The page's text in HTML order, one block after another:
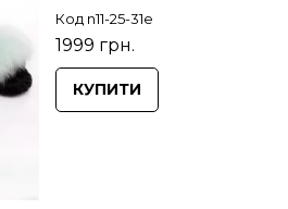
Код n11-25-31e
1999 грн.
КУПИТИ